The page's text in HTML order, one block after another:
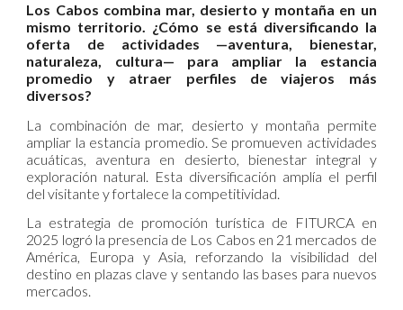
Los Cabos combina mar, desierto y montaña en un
mismo territorio. ¿Cómo se está diversificando la
oferta de actividades —aventura, bienestar,
naturaleza, cultura— para ampliar la estancia
promedio y atraer perfiles de viajeros más
diversos?
La combinación de mar, desierto y montaña permite
ampliar la estancia promedio. Se promueven actividades
acuáticas, aventura en desierto, bienestar integral y
exploración natural. Esta diversificación amplía el perfil
del visitante y fortalece la competitividad.
La estrategia de promoción turística de FITURCA en
2025 logró la presencia de Los Cabos en 21 mercados de
América, Europa y Asia, reforzando la visibilidad del
destino en plazas clave y sentando las bases para nuevos
mercados.